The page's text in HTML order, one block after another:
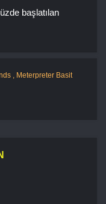
başlatılan
Meterpreter Basit